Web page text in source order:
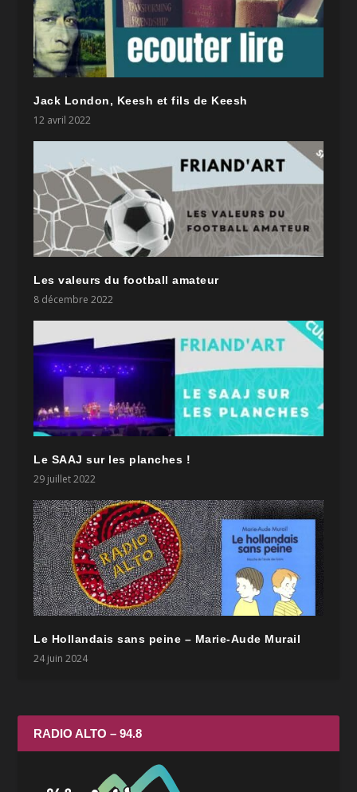
Jack London, Keesh et fils de Keesh
12 avril 2022
Les valeurs du football amateur
8 décembre 2022
Le SAAJ sur les planches !
29 juillet 2022
Le Hollandais sans peine – Marie-Aude Murail
24 juin 2024
RADIO ALTO – 94.8